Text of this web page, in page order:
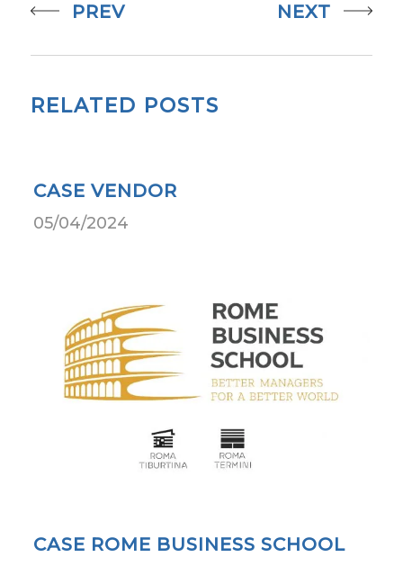
PREV NEXT
RELATED POSTS
CASE VENDOR
05/04/2024
CASE ROME BUSINESS SCHOOL